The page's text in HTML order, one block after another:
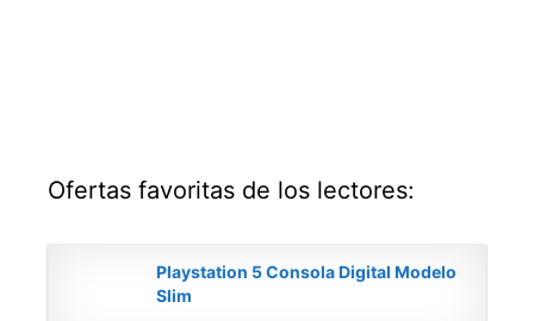
Ofertas favoritas de los lectores:
Playstation 5 Consola Digital Modelo
Slim